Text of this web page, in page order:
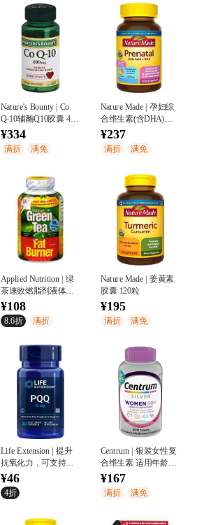
Nature's Bounty | Co
Q-10辅酶Q10胶囊 400
mg
¥334
满折 满免
Nature Made | 孕妇综
合维生素(含DHA)软
胶囊 60粒
¥237
满折 满免
Applied Nutrition | 绿
茶速效燃脂剂液体软
胶囊
¥108
8.6折 满折
Nature Made | 姜黄素
胶囊 120粒
¥195
满折 满免
Life Extension | 提升
抗氧化力，可支持全
新线粒体的生长
¥46
4折
Centrum | 银装女性复
合维生素 适用年龄
50+
¥167
满折 满免